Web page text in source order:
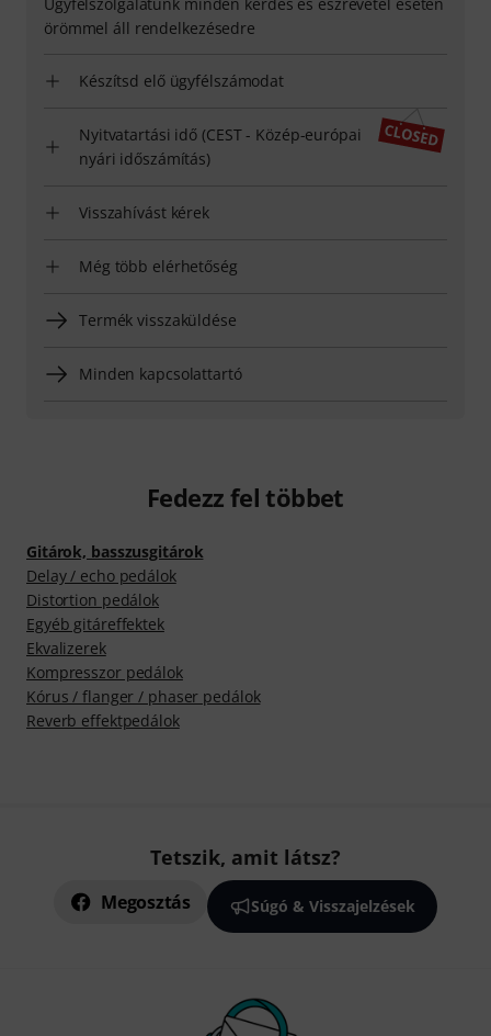
örömmel áll rendelkezésedre
Készítsd elő ügyfélszámodat
Nyitvatartási idő (CEST - Közép-európai
nyári időszámítás)
Visszahívást kérek
Még több elérhetőség
Termék visszaküldése
Minden kapcsolattartó
Fedezz fel többet
Gitárok, basszusgitárok
Delay / echo pedálok
Distortion pedálok
Egyéb gitáreffektek
Ekvalizerek
Kompresszor pedálok
Kórus / flanger / phaser pedálok
Reverb effektpedálok
Tetszik, amit látsz?
Megosztás Súgó & Visszajelzések